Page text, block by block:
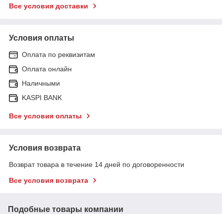
Все условия доставки
Условия оплаты
Оплата по реквизитам
Оплата онлайн
Наличными
KASPI BANK
Все условия оплаты
Условия возврата
Возврат товара в течение 14 дней по договоренности
Все условия возврата
Подобные товары компании